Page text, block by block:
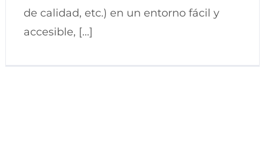
de calidad, etc.) en un entorno fácil y
accesible, [...]